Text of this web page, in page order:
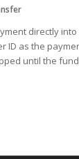
directly
ID as the
until the